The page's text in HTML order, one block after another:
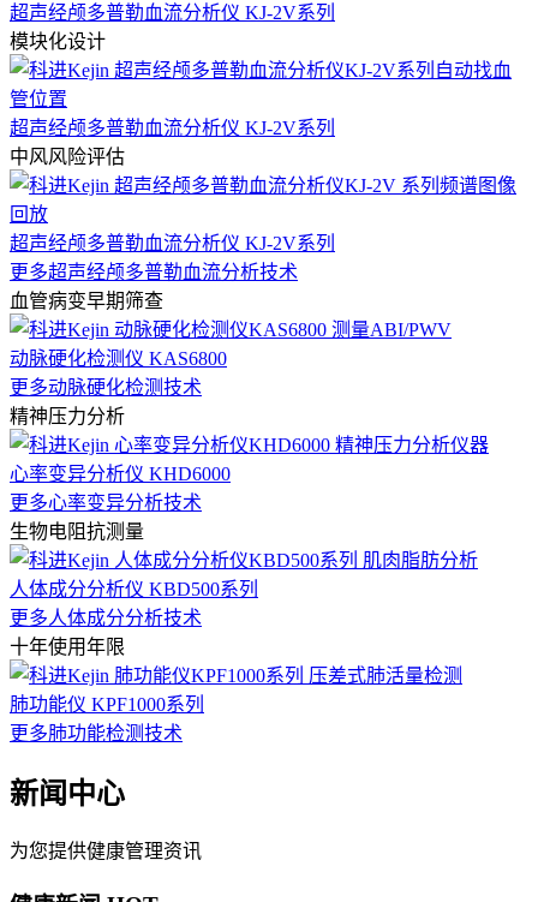
超声经颅多普勒血流分析仪 KJ-2V系列
模块化设计
超声经颅多普勒血流分析仪 KJ-2V系列
中风风险评估
超声经颅多普勒血流分析仪 KJ-2V系列
更多超声经颅多普勒血流分析技术
血管病变早期筛查
动脉硬化检测仪 KAS6800
更多动脉硬化检测技术
精神压力分析
心率变异分析仪 KHD6000
更多心率变异分析技术
生物电阻抗测量
人体成分分析仪 KBD500系列
更多人体成分分析技术
十年使用年限
肺功能仪 KPF1000系列
更多肺功能检测技术
新闻中心
为您提供健康管理资讯